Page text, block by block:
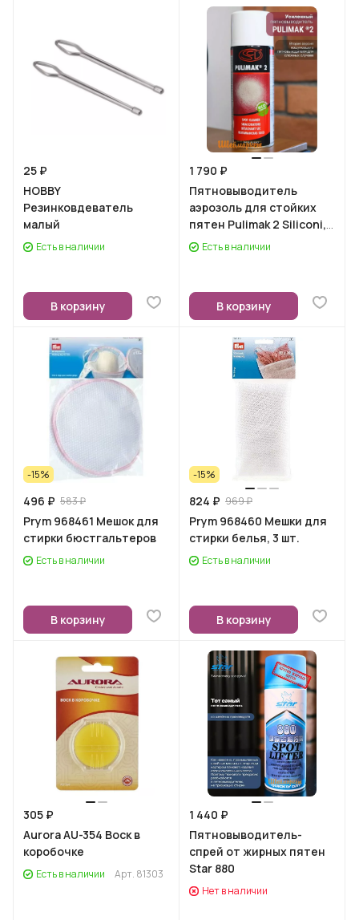
25 ₽
HOBBY
Резинковдеватель
малый
Есть в наличии
В корзину
1 790 ₽
Пятновыводитель
аэрозоль для стойких
пятен Pulimak 2 Siliconi,
400 мл
Есть в наличии
В корзину
-15%
496 ₽ 583 ₽
Prym 968461 Мешок для
стирки бюстгальтеров
Есть в наличии
В корзину
-15%
824 ₽ 969 ₽
Prym 968460 Мешки для
стирки белья, 3 шт.
Есть в наличии
В корзину
305 ₽
Aurora AU-354 Воск в
коробочке
Есть в наличии Арт. 81303
1 440 ₽
Пятновыводитель-
спрей от жирных пятен
Star 880
Нет в наличии